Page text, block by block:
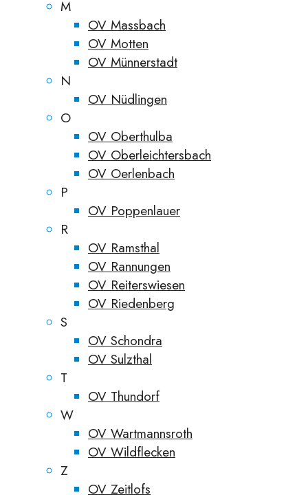
M
OV Massbach
OV Motten
OV Münnerstadt
N
OV Nüdlingen
O
OV Oberthulba
OV Oberleichtersbach
OV Oerlenbach
P
OV Poppenlauer
R
OV Ramsthal
OV Rannungen
OV Reiterswiesen
OV Riedenberg
S
OV Schondra
OV Sulzthal
T
OV Thundorf
W
OV Wartmannsroth
OV Wildflecken
Z
OV Zeitlofs